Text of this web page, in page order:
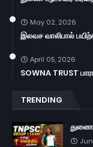
May 02, 2026
இலவச வாலிபால்
April 05, 2026
SOWNA TRUST
TRENDING
துணை